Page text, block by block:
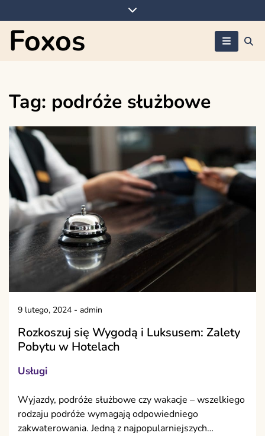
to
content
Foxos
Tag: podróże służbowe
9 lutego, 2024 - admin
Rozkoszuj się Wygodą i Luksusem: Zalety
Pobytu w Hotelach
Usługi
Wyjazdy, podróże służbowe czy wakacje – wszelkiego
rodzaju podróże wymagają odpowiedniego
zakwaterowania. Jedną z najpopularniejszych…